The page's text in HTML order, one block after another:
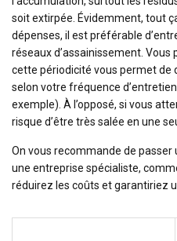
soit extirpée. Évidemment, tout
dépenses, il est préférable
réseaux d’assainissement.
cette périodicité vous permet de
selon votre fréquence
exemple). À l’opposé, si vous
risque d’être très salée en une
On vous recommande de
une entreprise spécialiste,
réduirez les coûts et garantiriez